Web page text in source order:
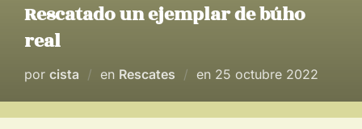
Rescatado un ejemplar de búho
real
por cista en Rescates en 25 octubre 2022